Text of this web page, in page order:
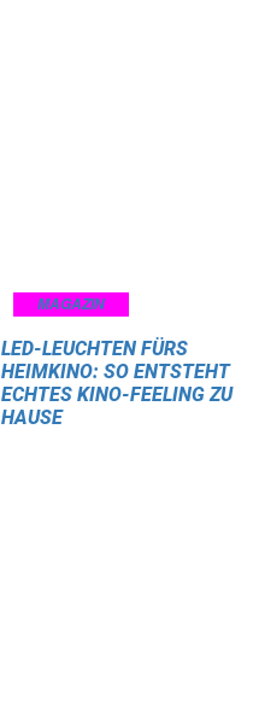
MAGAZIN
LED-LEUCHTEN FÜRS
HEIMKINO: SO ENTSTEHT
ECHTES KINO-FEELING ZU
HAUSE